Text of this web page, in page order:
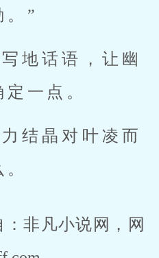
。”
地话语，让幽
一点。
结晶对叶凌而
非凡小说网，网